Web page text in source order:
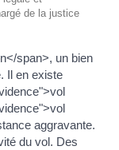
de la justice
span>, un bien
Il en existe
aggravante.
du vol. Des